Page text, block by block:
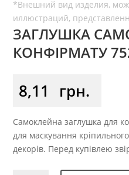
ЗАГЛУШКА
КОНФІРМАТУ
8,11 грн.
Самоклейна заглушка для
для маскування
декорів. Перед купівлею